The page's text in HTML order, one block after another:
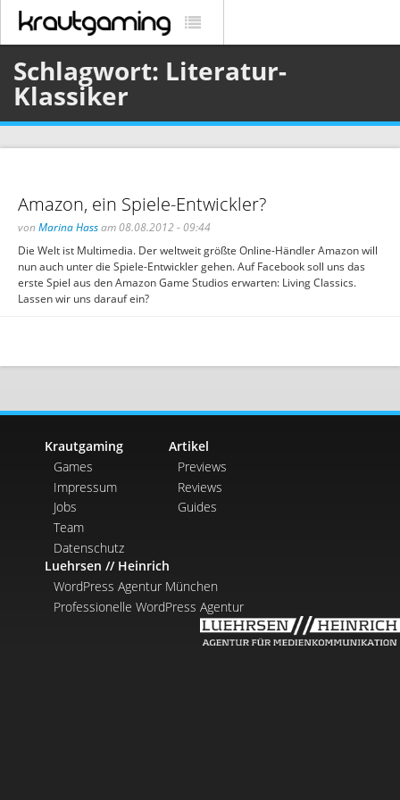
Schlagwort: Literatur-
Klassiker
Amazon, ein Spiele-Entwickler?
von Marina Hassam 08.08.2012 - 09:44
Die Welt ist Multimedia. Der weltweit größte Online-Händler Amazon will
nun auch unter die Spiele-Entwickler gehen. Auf Facebook soll uns das
erste Spiel aus den Amazon Game Studios erwarten: Living Classics.
Lassen wir uns darauf ein?
Krautgaming
Games
Impressum
Jobs
Team
Datenschutz
Artikel
Previews
Reviews
Guides
Luehrsen // Heinrich
WordPress Agentur München
Professionelle WordPress Agentur